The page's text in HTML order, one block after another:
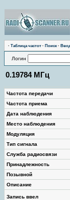
· Таблица частот · Поиск ·
Логин
0.19784 МГц
Частота передачи
Частота приема
Дата наблюдения
Место наблюдения
Модуляция
Тип сигнала
Служба радиосвязи
Принадлежность
Позывной
Описание
Запись ввел